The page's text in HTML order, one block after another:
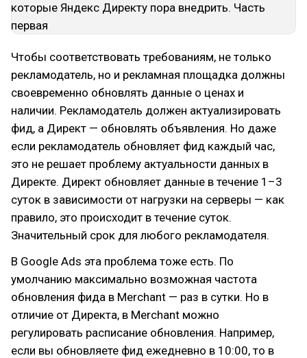
Чтобы соответствовать требованиям, не только
рекламодатель, но и рекламная площадка должны
своевременно обновлять данные о ценах и
наличии. Рекламодатель должен актуализировать
фид, а Директ — обновлять объявления. Но даже
если рекламодатель обновляет фид каждый час,
это не решает проблему актуальности данных в
Директе. Директ обновляет данные в течение 1–3
суток в зависимости от нагрузки на серверы — как
правило, это происходит в течение суток.
Значительный срок для любого рекламодателя.
В Google Ads эта проблема тоже есть. По
умолчанию максимально возможная частота
обновления фида в Merchant — раз в сутки. Но в
отличие от Директа, в Merchant можно
регулировать расписание обновления. Например,
если вы обновляете фид ежедневно в 10:00, то в